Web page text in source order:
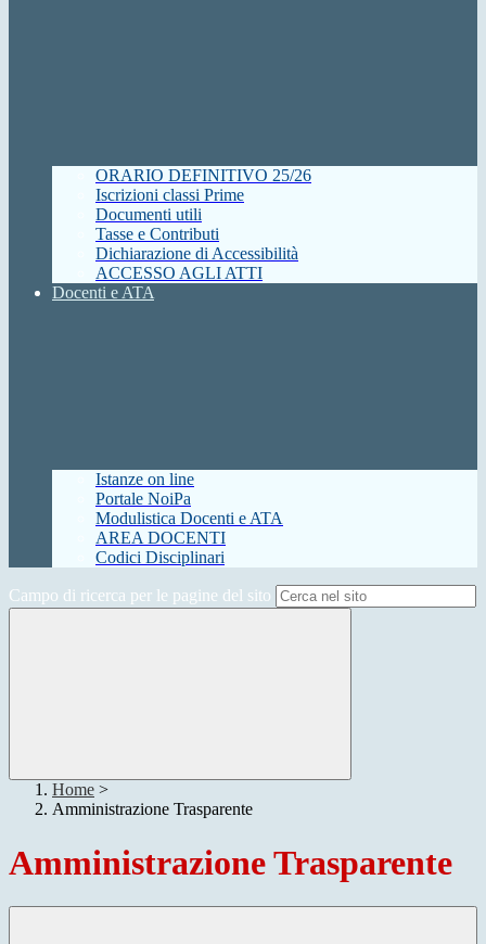
ORARIO DEFINITIVO 25/26
Iscrizioni classi Prime
Documenti utili
Tasse e Contributi
Dichiarazione di Accessibilità
ACCESSO AGLI ATTI
Docenti e ATA
Istanze on line
Portale NoiPa
Modulistica Docenti e ATA
AREA DOCENTI
Codici Disciplinari
Campo di ricerca per le pagine del sito
Home >
Amministrazione Trasparente
Amministrazione Trasparente